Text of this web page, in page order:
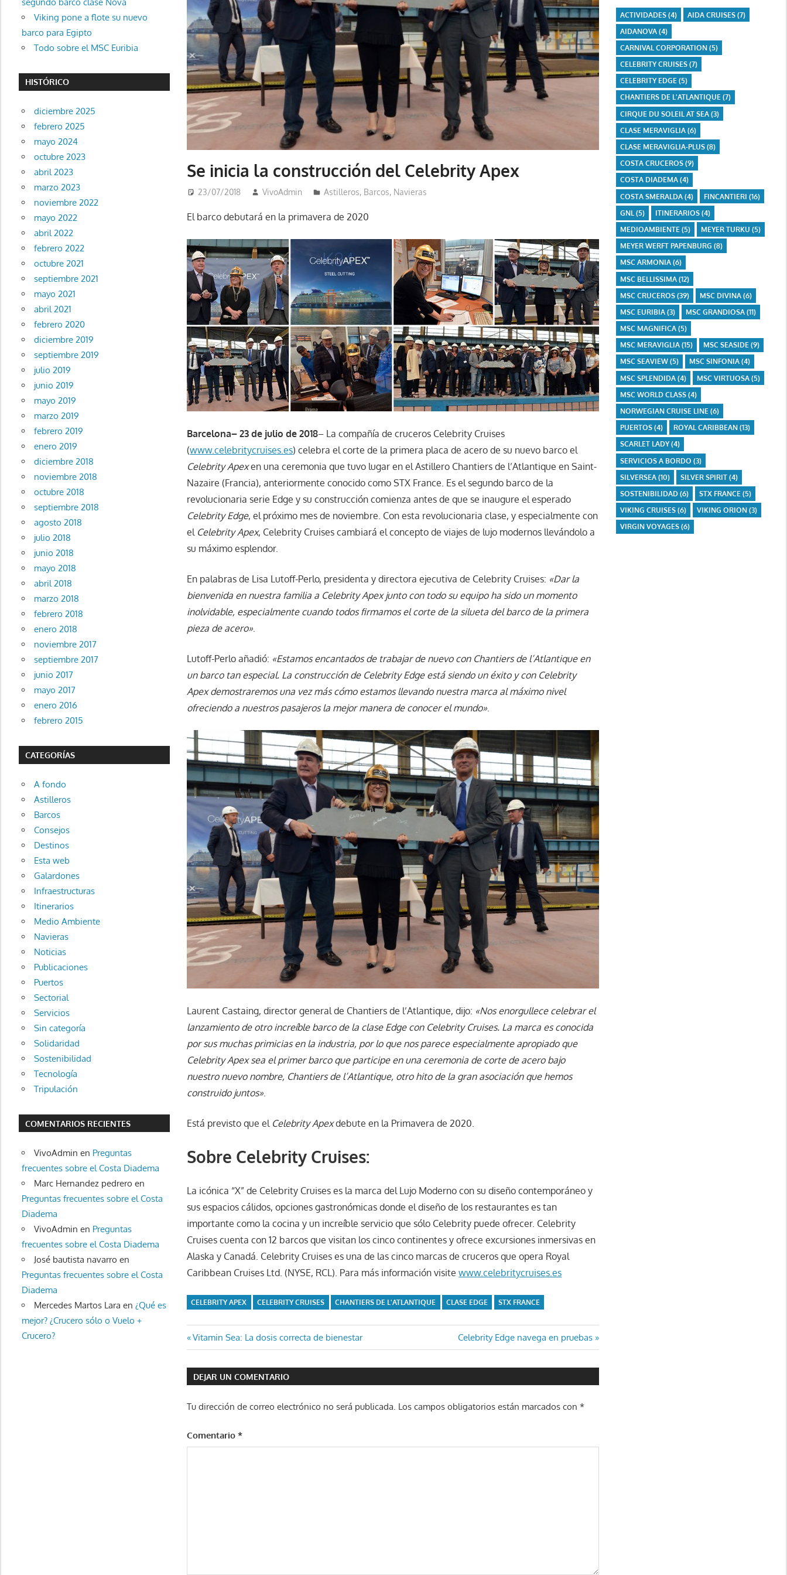
Se inicia la construcción del Celebrity Apex
23/07/2018 VivoAdmin Astilleros, Barcos, Navieras
El barco debutará en la primavera de 2020
Barcelona– 23 de julio de 2018– La compañía de cruceros Celebrity Cruises
(www.celebritycruises.es) celebra el corte de la primera placa de acero de su nuevo barco el
Celebrity Apexen una ceremonia que tuvo lugar en el Astillero Chantiers de l’Atlantique en Saint-
Nazaire (Francia), anteriormente conocido como STX France. Es el segundo barco de la
revolucionaria serie Edge y su construcción comienza antes de que se inaugure el esperado
Celebrity Edge, el próximo mes de noviembre. Con esta revolucionaria clase, y especialmente con
el Celebrity Apex, Celebrity Cruises cambiará el concepto de viajes de lujo modernos llevándolo a
su máximo esplendor.
En palabras de Lisa Lutoff-Perlo, presidenta y directora ejecutiva de Celebrity Cruises: «Dar la
bienvenida en nuestra familia a Celebrity Apex junto con todo su equipo ha sido un momento
inolvidable, especialmente cuando todos firmamos el corte de la silueta del barco de la primera
pieza de acero»
Lutoff-Perlo añadió: «Estamos encantados de trabajar de nuevo con Chantiers de l’Atlantique en
un barco tan especial. La construcción de Celebrity Edge está siendo un éxito y con Celebrity
Apex demostraremos una vez más cómo estamos llevando nuestra marca al máximo nivel
ofreciendo a nuestros pasajeros la mejor manera de conocer el mundo»
Laurent Castaing, director general de Chantiers de l’Atlantique, dijo: «Nos enorgullece celebrar el
lanzamiento de otro increíble barco de la clase Edge con Celebrity Cruises. La marca es conocida
por sus muchas primicias en la industria, por lo que nos parece especialmente apropiado que
Celebrity Apex sea el primer barco que participe en una ceremonia de corte de acero bajo
nuestro nuevo nombre, Chantiers de l’Atlantique, otro hito de la gran asociación que hemos
construido juntos».
Está previsto que el Celebrity Apexdebute en la Primavera de 2020.
Sobre Celebrity Cruises:
La icónica “X” de Celebrity Cruises es la marca del Lujo Moderno con su diseño contemporáneo y
sus espacios cálidos, opciones gastronómicas donde el diseño de los restaurantes es tan
importante como la cocina y un increíble servicio que sólo Celebrity puede ofrecer. Celebrity
Cruises cuenta con 12 barcos que visitan los cinco continentes y ofrece excursiones inmersivas en
Alaska y Canadá. Celebrity Cruises es una de las cinco marcas de cruceros que opera Royal
Caribbean Cruises Ltd. (NYSE, RCL). Para más información visitewww.celebritycruises.es
CELEBRITY APEX CELEBRITY CRUISES CHANTIERS DE L'ATLANTIQUE CLASE EDGE STX FRANCE
Navegación
de
entradas
Entrada
anterior:
Vitamin Sea: La dosis correcta de bienestar
Entrada
siguiente:
Celebrity Edge navega en pruebas
DEJAR UN COMENTARIO
Tu dirección de correo electrónico no será publicada. Los campos obligatorios están marcados con*
Comentario*
Viking pone a flote su nuevo
barco para Egipto
Todo sobre el MSC Euribia
HISTÓRICO
diciembre 2025
febrero 2025
mayo 2024
octubre 2023
abril 2023
marzo 2023
noviembre 2022
mayo 2022
abril 2022
febrero 2022
octubre 2021
septiembre 2021
mayo 2021
abril 2021
febrero 2020
diciembre 2019
septiembre 2019
julio 2019
junio 2019
mayo 2019
marzo 2019
febrero 2019
enero 2019
diciembre 2018
noviembre 2018
octubre 2018
septiembre 2018
agosto 2018
julio 2018
junio 2018
mayo 2018
abril 2018
marzo 2018
febrero 2018
enero 2018
noviembre 2017
septiembre 2017
junio 2017
mayo 2017
enero 2016
febrero 2015
CATEGORÍAS
A fondo
Astilleros
Barcos
Consejos
Destinos
Esta web
Galardones
Infraestructuras
Itinerarios
Medio Ambiente
Navieras
Noticias
Publicaciones
Puertos
Sectorial
Servicios
Sin categoría
Solidaridad
Sostenibilidad
Tecnología
Tripulación
COMENTARIOS RECIENTES
VivoAdmin en Preguntas
frecuentes sobre el Costa Diadema
Marc Hernandez pedrero en
Preguntas frecuentes sobre el Costa
Diadema
VivoAdmin en Preguntas
frecuentes sobre el Costa Diadema
José bautista navarro en
Preguntas frecuentes sobre el Costa
Diadema
Mercedes Martos Lara en ¿Qué es
mejor? ¿Crucero sólo o Vuelo +
Crucero?
ACTIVIDADES(4) AIDA CRUISES(7)
AIDANOVA(4)
CARNIVAL CORPORATION(5)
CELEBRITY CRUISES(7)
CELEBRITY EDGE(5)
CHANTIERS DE L'ATLANTIQUE(7)
CIRQUE DU SOLEIL AT SEA(3)
CLASE MERAVIGLIA(6)
CLASE MERAVIGLIA-PLUS(8)
COSTA CRUCEROS(9)
COSTA DIADEMA(4)
COSTA SMERALDA(4) FINCANTIERI (16)
GNL (5) ITINERARIOS(4)
MEDIOAMBIENTE (5) MEYER TURKU (5)
MEYER WERFT PAPENBURG (8)
MSC ARMONIA(6)
MSC BELLISSIMA(12)
MSC CRUCEROS(39) MSC DIVINA(6)
MSC EURIBIA(3) MSC GRANDIOSA(11)
MSC MAGNIFICA(5)
MSC MERAVIGLIA(15) MSC SEASIDE(9)
MSC SEAVIEW(5) MSC SINFONIA(4)
MSC SPLENDIDA(4) MSC VIRTUOSA(5)
MSC WORLD CLASS(4)
NORWEGIAN CRUISE LINE(6)
PUERTOS(4) ROYAL CARIBBEAN(13)
SCARLET LADY(4)
SERVICIOS A BORDO (3)
SILVERSEA(10) SILVER SPIRIT(4)
SOSTENIBILIDAD(6) STX FRANCE (5)
VIKING CRUISES(6) VIKING ORION(3)
VIRGIN VOYAGES(6)